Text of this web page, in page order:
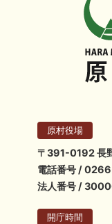
原村役場
〒391-0192 長
電話番号 /
法人番号 /
開庁時間